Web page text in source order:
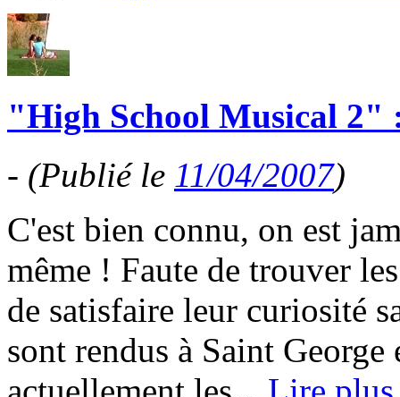
"High School Musical 2"
- (Publié le 11/04/2007)
C'est bien connu, on est
même ! Faute de trouver
de satisfaire leur curiosité
sont rendus à Saint